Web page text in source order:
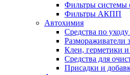
Фильтры системы
Фильтры АКПП
Автохимия
Средства по
Размораживатели
Клеи, герметики
Средства для
Присадки и